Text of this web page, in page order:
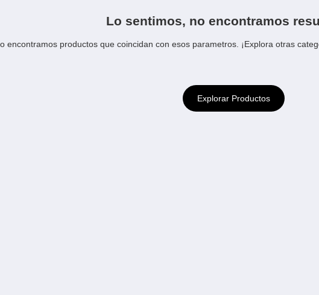
Lo sentimos, no encontramos
encontramos productos que coincidan con esos parametros. ¡Explora otras
Explorar Productos